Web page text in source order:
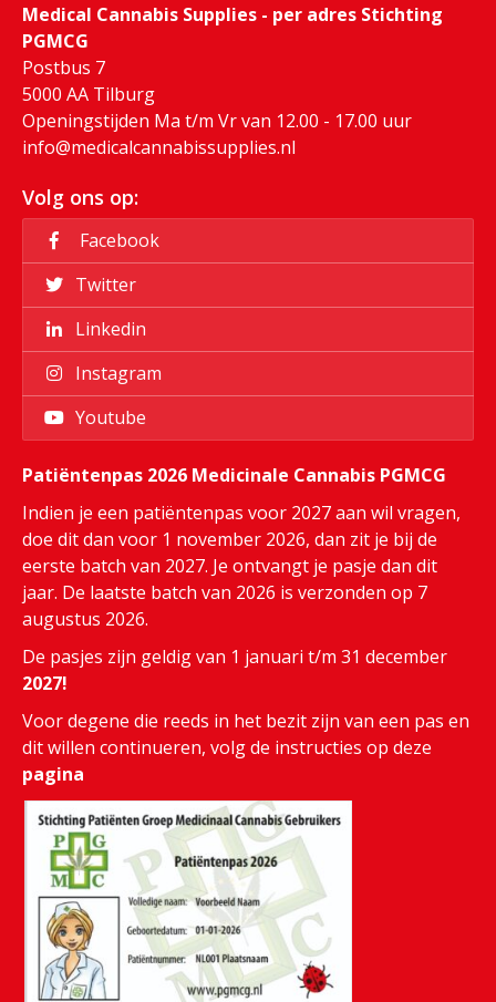
Medical Cannabis Supplies - per adres Stichting
PGMCG
Postbus 7
5000 AA Tilburg
Openingstijden Ma t/m Vr van 12.00 - 17.00 uur
info@medicalcannabissupplies.nl
Volg ons op:
Facebook
Twitter
Linkedin
Instagram
Youtube
Patiëntenpas 2026 Medicinale Cannabis PGMCG
Indien je een patiëntenpas voor 2027 aan wil vragen,
doe dit dan voor 1 november 2026, dan zit je bij de
eerste batch van 2027. Je ontvangt je pasje dan dit
jaar. De laatste batch van 2026 is verzonden op 7
augustus 2026.
De pasjes zijn geldig van 1 januari t/m 31 december
2027!
Voor degene die reeds in het bezit zijn van een pas en
dit willen continueren, volg de instructies op deze
pagina